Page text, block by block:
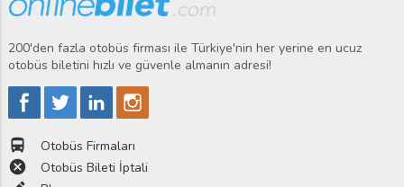
200'den fazla otobüs firması ile Türkiye'nin her yerine en ucuz
otobüs biletini hızlı ve güvenle almanın adresi!
directions_bus Otobüs Firmaları
cancel Otobüs Bileti İptali